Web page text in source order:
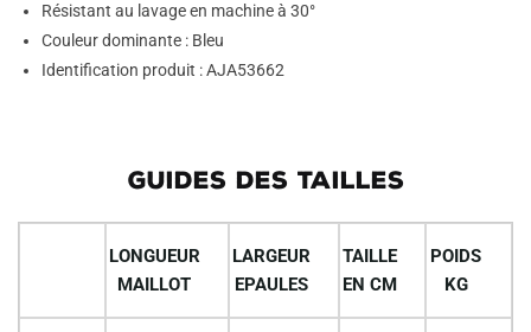
Résistant au lavage en machine à 30°
Couleur dominante : Bleu
Identification produit : AJA53662
GUIDES DES TAILLES
LONGUEUR
MAILLOT
LARGEUR
EPAULES
TAILLE
EN CM
POIDS
KG